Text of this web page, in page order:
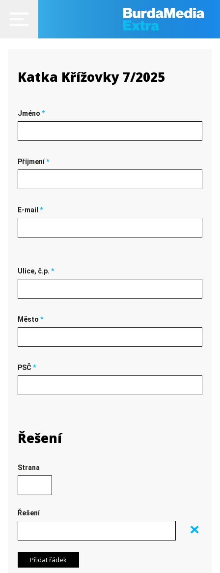
Katka Křížovky 7/2025
Jméno *
Příjmení*
E-mail *
Ulice, č.p. *
Město *
PSČ *
Řešení
Strana
Řešení